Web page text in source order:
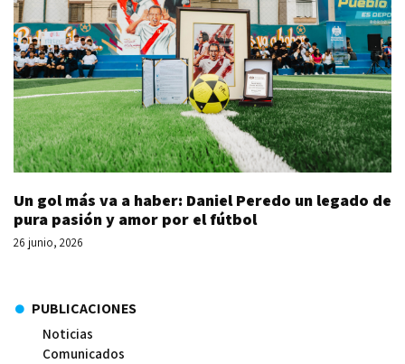
Un gol más va a haber: Daniel Peredo un legado de
pura pasión y amor por el fútbol
26 junio, 2026
PUBLICACIONES
Noticias
Comunicados